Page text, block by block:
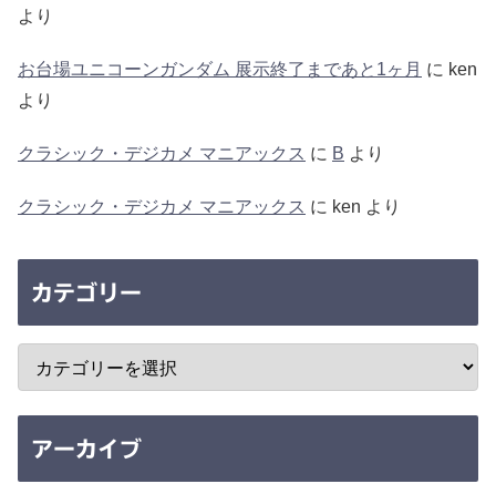
より
お台場ユニコーンガンダム 展示終了まであと1ヶ月 に ken
より
クラシック・デジカメ マニアックス に B より
クラシック・デジカメ マニアックス に ken より
カテゴリー
アーカイブ